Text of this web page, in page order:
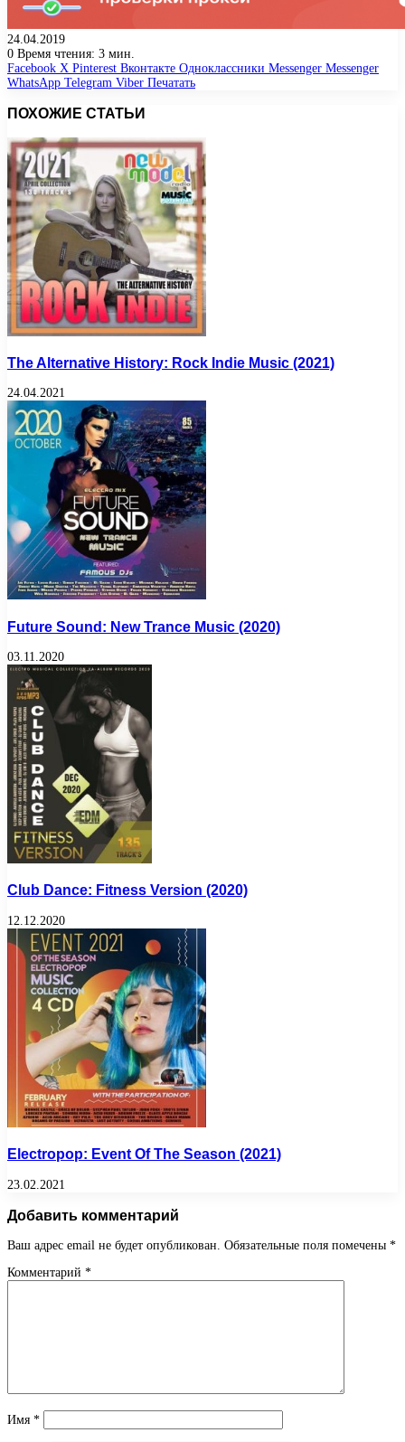
24.04.2019
0 Время чтения: 3 мин.
Facebook X Pinterest Вконтакте Одноклассники Messenger Messenger
WhatsApp Telegram Viber Печатать
ПОХОЖИЕ СТАТЬИ
The Alternative History: Rock Indie Music (2021)
24.04.2021
Future Sound: New Trance Music (2020)
03.11.2020
Club Dance: Fitness Version (2020)
12.12.2020
Electropop: Event Of The Season (2021)
23.02.2021
Добавить комментарий
Ваш адрес email не будет опубликован. Обязательные поля помечены *
Комментарий *
Имя *